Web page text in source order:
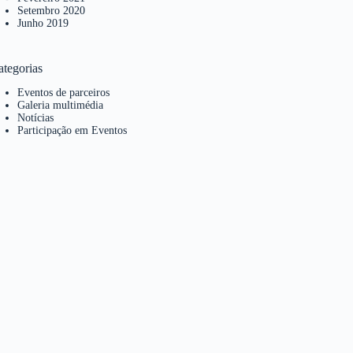
Setembro 2020
Junho 2019
Eventos de parceiros
Galeria multimédia
Notícias
Participação em Eventos